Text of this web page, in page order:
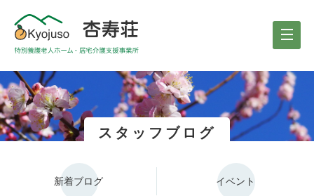
スタッフブログ
新着ブログ イベント